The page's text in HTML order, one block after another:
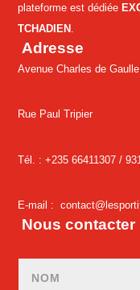
plateforme est dédiée
TCHADIEN
Adresse
Avenue Charles de Gaulle
Rue Paul Tripier
Tél. : +235 66411307 /
E-mail :
Nous contacter